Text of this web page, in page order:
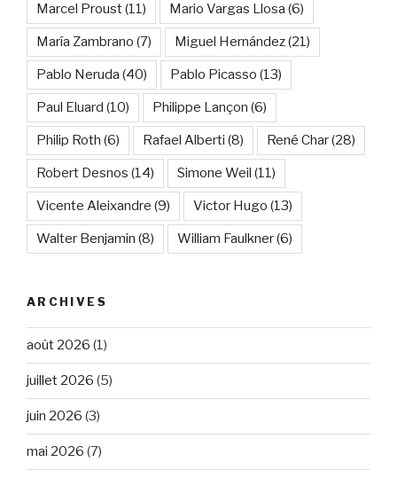
Marcel Proust(11) Mario Vargas Llosa (6)
María Zambrano (7) Miguel Hernández(21)
Pablo Neruda (40) Pablo Picasso (13)
Paul Eluard (10) Philippe Lançon (6)
Philip Roth (6) Rafael Alberti (8) René Char(28)
Robert Desnos (14) Simone Weil (11)
Vicente Aleixandre (9) Victor Hugo (13)
Walter Benjamin (8) William Faulkner(6)
ARCHIVES
août 2026 (1)
juillet 2026 (5)
juin 2026 (3)
mai 2026 (7)